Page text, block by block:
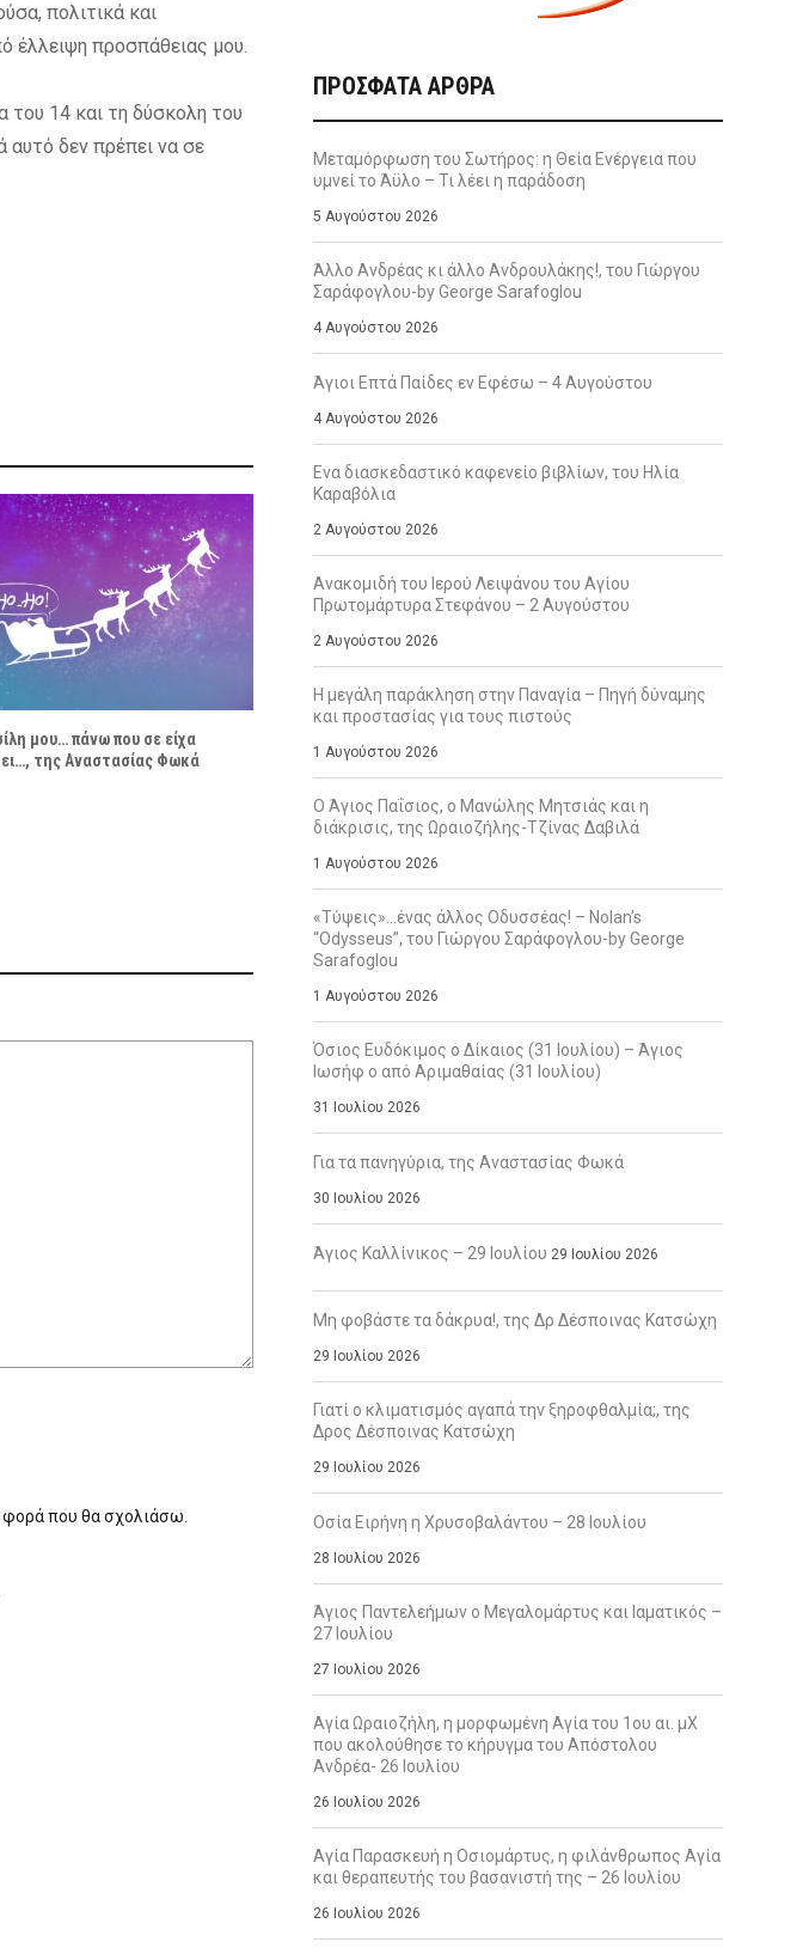
πολιτικά και
έλλειψη προσπάθειας μου.
του 14 και τη δύσκολη του
αυτό δεν πρέπει να σε
μου… πάνω που σε είχα
της Αναστασίας Φωκά
φορά που θα σχολιάσω.
ΠΡΌΣΦΑΤΑ ΆΡΘΡΑ
Μεταμόρφωση του Σωτήρος: η Θεία Ενέργεια που
υμνεί το Άϋλο – Τι λέει η παράδοση
5 Αυγούστου 2026
Άλλο Ανδρέας κι άλλο Ανδρουλάκης!, του Γιώργου
Σαράφογλου-by George Sarafoglou
4 Αυγούστου 2026
Άγιοι Επτά Παίδες εν Εφέσω – 4 Αυγούστου
4 Αυγούστου 2026
Ενα διασκεδαστικό καφενείο βιβλίων, του Ηλία
Καραβόλια
2 Αυγούστου 2026
Ανακομιδή του Ιερού Λειψάνου του Αγίου
Πρωτομάρτυρα Στεφάνου – 2 Αυγούστου
2 Αυγούστου 2026
Η μεγάλη παράκληση στην Παναγία – Πηγή δύναμης
και προστασίας για τους πιστούς
1 Αυγούστου 2026
Ο Άγιος Παΐσιος, ο Μανώλης Μητσιάς και η
διάκρισις, της Ωραιοζήλης-Τζίνας Δαβιλά
1 Αυγούστου 2026
«Τύψεις»…ένας άλλος Οδυσσέας! – Nolan’s
“Odysseus”, του Γιώργου Σαράφογλου-by George
Sarafoglou
1 Αυγούστου 2026
Όσιος Ευδόκιμος ο Δίκαιος (31 Ιουλίου) – Άγιος
Ιωσήφ ο από Αριμαθαίας (31 Ιουλίου)
31 Ιουλίου 2026
Για τα πανηγύρια, της Αναστασίας Φωκά
30 Ιουλίου 2026
Άγιος Καλλίνικος – 29 Ιουλίου 29 Ιουλίου 2026
Μη φοβάστε τα δάκρυα!, της Δρ Δέσποινας Κατσώχη
29 Ιουλίου 2026
Γιατί ο κλιματισμός αγαπά την ξηροφθαλμία;, της
Δρος Δέσποινας Κατσώχη
29 Ιουλίου 2026
Οσία Ειρήνη η Χρυσοβαλάντου – 28 Ιουλίου
28 Ιουλίου 2026
Άγιος Παντελεήμων ο Μεγαλομάρτυς και Ιαματικός –
27 Ιουλίου
27 Ιουλίου 2026
Αγία Ωραιοζήλη, η μορφωμένη Αγία του 1ου αι. μΧ
που ακολούθησε το κήρυγμα του Απόστολου
Ανδρέα- 26 Ιουλίου
26 Ιουλίου 2026
Αγία Παρασκευή η Οσιομάρτυς, η φιλάνθρωπος Αγία
και θεραπευτής του βασανιστή της – 26 Ιουλίου
26 Ιουλίου 2026